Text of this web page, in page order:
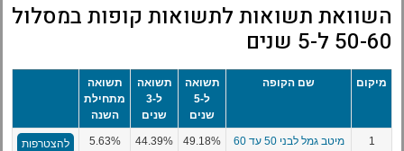
השוואת תשואות לתשואות קופות במסלול
50-60 ל-5 שנים
מיקום שם הקופה
תשואה
ל-5
שנים
תשואה
ל-3
שנים
תשואה
מתחילת
השנה
1 מיטב גמל לבני 50 עד 60 49.18%
44.39%
5.63% להצטרפות